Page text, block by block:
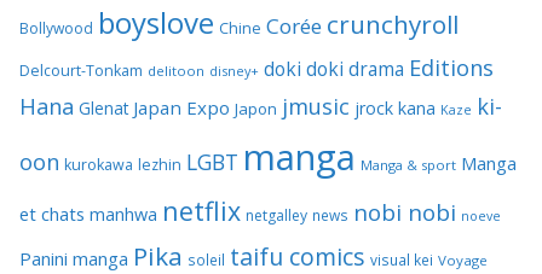
Bollywood boyslove Chine Corée crunchyroll
Delcourt-Tonkam delitoon disney+ doki doki drama Editions
Hana Glenat Japan Expo Japon jmusic jrock kana Kaze ki-
oon kurokawa lezhin LGBT manga Manga & sport Manga
et chats manhwa netflix netgalley news nobi nobi noeve
Panini manga Pika soleil taifu comics visual kei Voyage